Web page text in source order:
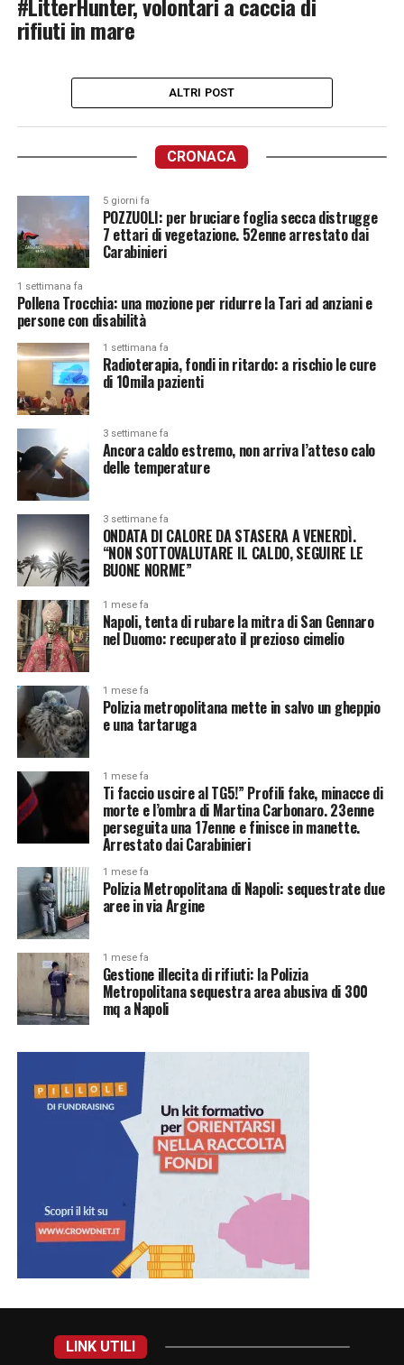
rifiuti in mare
ALTRI POST
CRONACA
5 giorni fa
POZZUOLI: per bruciare foglia secca distrugge
7 ettari di vegetazione. 52enne arrestato dai
Carabinieri
1 settimana fa
Pollena Trocchia: una mozione per ridurre la Tari ad anziani e
persone con disabilità
1 settimana fa
Radioterapia, fondi in ritardo: a rischio le cure
di 10mila pazienti
3 settimane fa
Ancora caldo estremo, non arriva l’atteso calo
delle temperature
3 settimane fa
ONDATA DI CALORE DA STASERA A VENERDÌ.
“NON SOTTOVALUTARE IL CALDO, SEGUIRE LE
BUONE NORME”
1 mese fa
Napoli, tenta di rubare la mitra di San Gennaro
nel Duomo: recuperato il prezioso cimelio
1 mese fa
Polizia metropolitana mette in salvo un gheppio
e una tartaruga
1 mese fa
Ti faccio uscire al TG5!” Profili fake, minacce di
morte e l’ombra di Martina Carbonaro. 23enne
perseguita una 17enne e finisce in manette.
Arrestato dai Carabinieri
1 mese fa
Polizia Metropolitana di Napoli: sequestrate due
aree in via Argine
1 mese fa
Gestione illecita di rifiuti: la Polizia
Metropolitana sequestra area abusiva di 300
mq a Napoli
LINK UTILI